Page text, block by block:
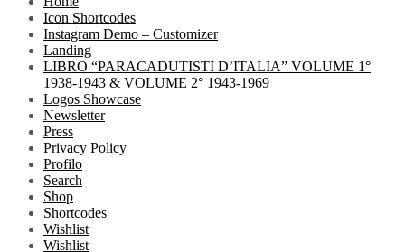
Icon Shortcodes
Instagram Demo – Customizer
Landing
LIBRO “PARACADUTISTI D’ITALIA” VOLUME 1°
1938-1943 & VOLUME 2° 1943-1969
Logos Showcase
Newsletter
Press
Privacy Policy
Profilo
Search
Shop
Shortcodes
Wishlist
Wishlist